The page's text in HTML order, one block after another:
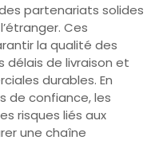
partenariats solides
Ces
la qualité des
délais de livraison et
durables. En
de confiance, les
risques liés aux
une chaîne